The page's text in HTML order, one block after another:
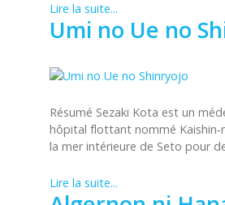
Lire la suite...
Umi no Ue no
Résumé Sezaki Kota est un
hôpital flottant nommé
la mer intérieure de Seto pour
Lire la suite...